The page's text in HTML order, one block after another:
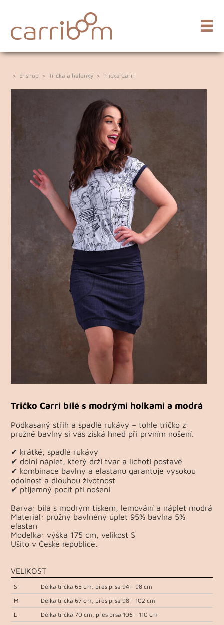
> E-shop >Trička a halenky >Trička Carri
Tričko Carri bílé s modrými holkami a modrá
Podkasaný střih a spadlé rukávy – tohle tričko z
pružné bavlny si vás získá hned při prvním nošení.
✔ krátké, spadlé rukávy
✔ dolní náplet, který drží tvar a lichotí postavě
✔ kombinace bavlny a elastanu garantuje vysokou
odolnost a dlouhou životnost
✔ příjemný pocit při nošení
Barva: bílá s modrým tiskem, lemování a náplet modrá
Materiál: pružný bavlněný úplet 95% bavlna 5%
elastan
Modelka: výška 175 cm, velikost S
Ušito v České republice.
VELIKOST
S
Délka trička 65 cm, přes prsa 94 - 98 cm
M
Délka trička 67 cm, přes prsa 98 - 102 cm
L
Délka trička 70 cm, přes prsa 106 - 110 cm